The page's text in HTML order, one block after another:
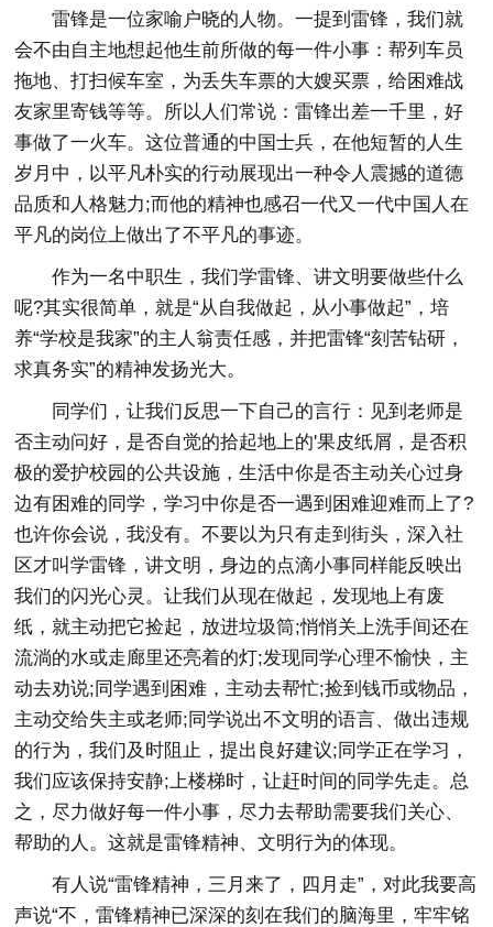
雷锋是一位家喻户晓的人物。一提到雷锋，我们就
会不由自主地想起他生前所做的每一件小事：帮列车员
拖地、打扫候车室，为丢失车票的大嫂买票，给困难战
友家里寄钱等等。所以人们常说：雷锋出差一千里，好
事做了一火车。这位普通的中国士兵，在他短暂的人生
岁月中，以平凡朴实的行动展现出一种令人震撼的道德
品质和人格魅力;而他的精神也感召一代又一代中国人在
平凡的岗位上做出了不平凡的事迹。
作为一名中职生，我们学雷锋、讲文明要做些什么
呢?其实很简单，就是“从自我做起，从小事做起”，培
养“学校是我家”的主人翁责任感，并把雷锋“刻苦钻研，
求真务实”的精神发扬光大。
同学们，让我们反思一下自己的言行：见到老师是
否主动问好，是否自觉的拾起地上的'果皮纸屑，是否积
极的爱护校园的公共设施，生活中你是否主动关心过身
边有困难的同学，学习中你是否一遇到困难迎难而上了?
也许你会说，我没有。不要以为只有走到街头，深入社
区才叫学雷锋，讲文明，身边的点滴小事同样能反映出
我们的闪光心灵。让我们从现在做起，发现地上有废
纸，就主动把它捡起，放进垃圾筒;悄悄关上洗手间还在
流淌的水或走廊里还亮着的灯;发现同学心理不愉快，主
动去劝说;同学遇到困难，主动去帮忙;捡到钱币或物品，
主动交给失主或老师;同学说出不文明的语言、做出违规
的行为，我们及时阻止，提出良好建议;同学正在学习，
我们应该保持安静;上楼梯时，让赶时间的同学先走。总
之，尽力做好每一件小事，尽力去帮助需要我们关心、
帮助的人。这就是雷锋精神、文明行为的体现。
有人说“雷锋精神，三月来了，四月走”，对此我要高
声说“不，雷锋精神已深深的刻在我们的脑海里，牢牢铭